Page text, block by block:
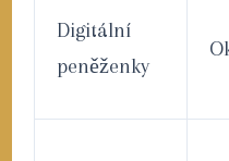
Digitální
peněženky